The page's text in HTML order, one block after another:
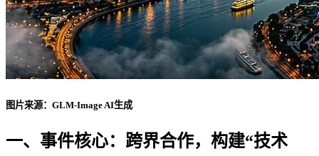
图片来源：GLM-Image AI生成
一、事件核心：跨界合作，构建“技术